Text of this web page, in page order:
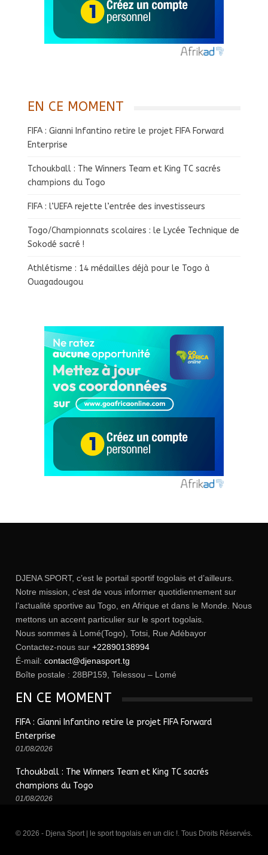
EN CE MOMENT
FIFA : Gianni Infantino retire le projet FIFA Forward
Enterprise
Tchoukball : The Winners Team et King TC sacrés
champions du Togo
FIFA : l’UEFA rejette l’entrée des investisseurs
Togo/Championnats scolaires : le Lycée Technique de
Sokodé sacré !
Athlétisme : 14 médailles déjà pour le Togo à
Ouagadougou
DJENA SPORT, c’est le portail sportif togolais et d’ailleurs.
Notre mission, c’est de vous informer quotidiennement sur
l’actualité sportive au Togo, en Afrique et dans le Monde. Nous
mettons un accent particulier sur le sport togolais.
Nous sommes à Lomé(Togo), Totsi, Rue Adébayor
Contactez-nous sur +22890138994
É-mail: contact@djenasport.tg
Boîte postale : 28BP159, Telessou – Lomé
EN CE MOMENT
FIFA : Gianni Infantino retire le projet FIFA Forward
Enterprise
01/08/2026
Tchoukball : The Winners Team et King TC sacrés
champions du Togo
01/08/2026
© 2026 - Djena Sport | le sport togolais en un clic !. Tous Droits Réservés.